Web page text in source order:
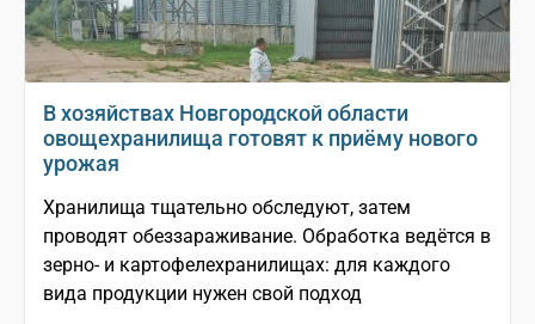
В хозяйствах Новгородской области
овощехранилища готовят к приёму нового
урожая
Хранилища тщательно обследуют, затем
проводят обеззараживание. Обработка ведётся в
зерно- и картофелехранилищах: для каждого
вида продукции нужен свой подход